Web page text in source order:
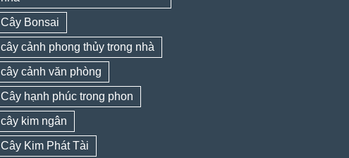
Cây Bonsai
cây cảnh phong thủy trong nhà
cây cảnh văn phòng
Cây hạnh phúc trong phon
cây kim ngân
Cây Kim Phát Tài